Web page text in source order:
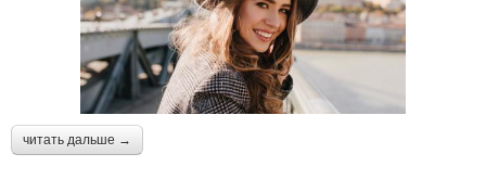
читать дальше →